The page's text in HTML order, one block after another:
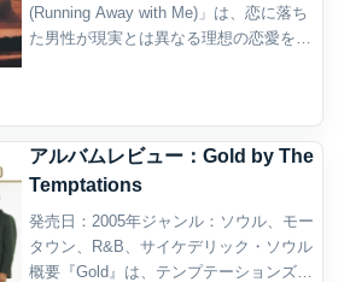
(Running Away with Me)」は、恋に落ち
た男性が現実とは異なる理想の恋愛を想
アルバムレビュー：Gold by The
Temptations
発売日：2005年ジャンル：ソウル、モー
タウン、R&B、サイケデリック・ソウル
概要『Gold』は、テンプテーションズの